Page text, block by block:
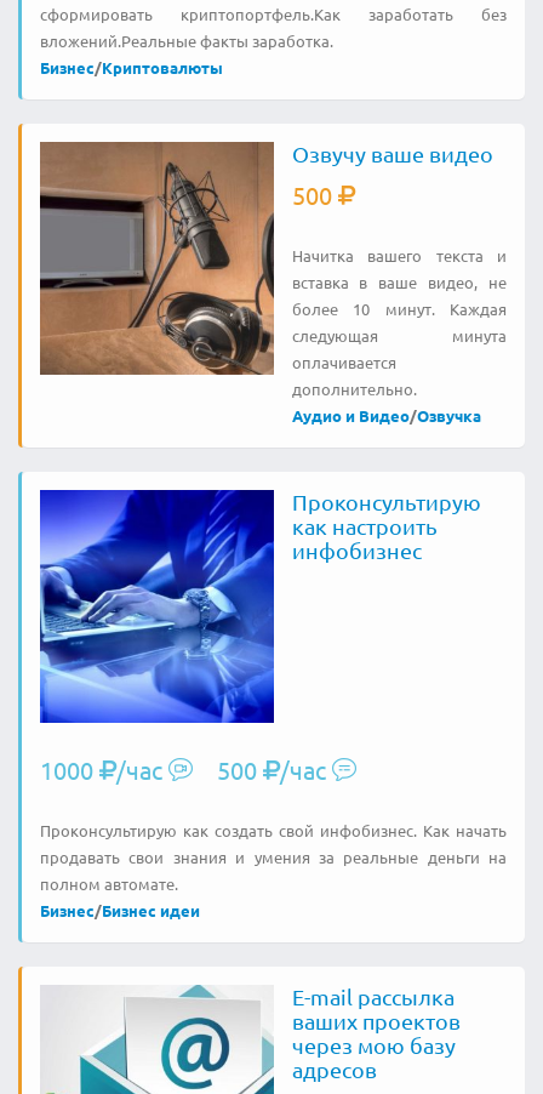
сформировать криптопортфель.Как заработать без
вложений.Реальные факты заработка.
Бизнес/Криптовалюты
Озвучу ваше видео
500
Начитка вашего текста и
вставка в ваше видео, не
более 10 минут. Каждая
следующая минута
оплачивается
дополнительно.
Аудио и Видео/Озвучка
Проконсультирую
как настроить
инфобизнес
1000 /час 500 /час
Проконсультирую как создать свой инфобизнес. Как начать
продавать свои знания и умения за реальные деньги на
полном автомате.
Бизнес/Бизнес идеи
E-mail рассылка
ваших проектов
через мою базу
адресов